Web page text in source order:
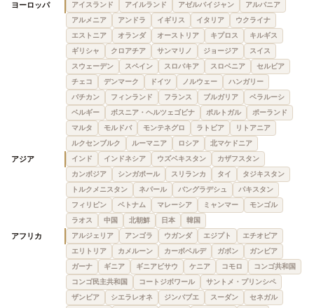
ヨーロッパ アイスランド アイルランド アゼルバイジャン
アルバニア
アルメニア
アンドラ イギリス イタリア
ウクライナ
エストニア
オランダ オーストリア キプロス
キルギス
ギリシャ
クロアチア サンマリノ ジョージア
スイス
スウェーデン
スペイン スロバキア スロベニア
セルビア
チェコ
デンマーク ドイツ ノルウェー
ハンガリー
バチカン
フィンランド フランス ブルガリア
ベラルーシ
ベルギー
ボスニア・ヘルツェゴビナ ポルトガル
ポーランド
マルタ
モルドバ モンテネグロ ラトビア
リトアニア
ルクセンブルク
ルーマニア ロシア 北マケドニア
アジア インド インドネシア ウズベキスタン
カザフスタン
カンボジア
シンガポール スリランカ タイ
タジキスタン
トルクメニスタン
ネパール バングラデシュ
パキスタン
フィリピン
ベトナム マレーシア ミャンマー
モンゴル
ラオス
中国 北朝鮮 日本 韓国
アフリカ アルジェリア アンゴラ ウガンダ エジプト
エチオピア
エリトリア
カメルーン カーボベルデ ガボン
ガンビア
ガーナ
ギニア ギニアビサウ ケニア コモロ
コンゴ共和国
コンゴ民主共和国
コートジボワール
サントメ・プリンシペ
ザンビア
シエラレオネ ジンバブエ スーダン
セネガル